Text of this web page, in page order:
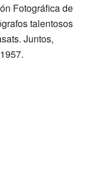
Fotográfica de
talentosos
Juntos,